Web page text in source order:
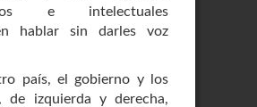
e intelectuales
hablar sin darles voz
país, el gobierno y los
de izquierda y derecha,